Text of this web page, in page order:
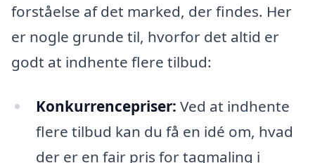
forståelse af det marked, der findes. Her
er nogle grunde til, hvorfor det altid er
godt at indhente flere tilbud:
Konkurrencepriser: Ved at indhente
flere tilbud kan du få en idé om, hvad
der er en fair pris for tagmaling i